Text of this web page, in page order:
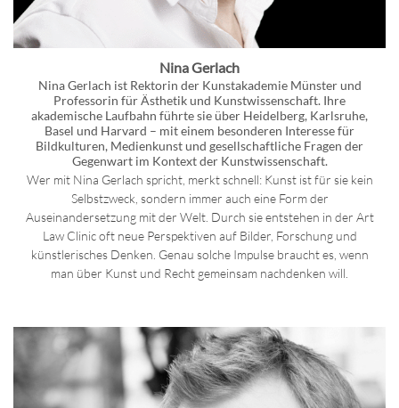
Nina Gerlach
Nina Gerlach ist Rektorin der Kunstakademie Münster und
Professorin für Ästhetik und Kunstwissenschaft. Ihre
akademische Laufbahn führte sie über Heidelberg, Karlsruhe,
Basel und Harvard – mit einem besonderen Interesse für
Bildkulturen, Medienkunst und gesellschaftliche Fragen der
Gegenwart im Kontext der Kunstwissenschaft.
Wer mit Nina Gerlach spricht, merkt schnell: Kunst ist für sie kein
Selbstzweck, sondern immer auch eine Form der
Auseinandersetzung mit der Welt. Durch sie entstehen in der Art
Law Clinic oft neue Perspektiven auf Bilder, Forschung und
künstlerisches Denken. Genau solche Impulse braucht es, wenn
man über Kunst und Recht gemeinsam nachdenken will.